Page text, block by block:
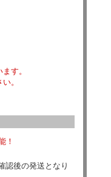
す。
。
！
認後の発送となり